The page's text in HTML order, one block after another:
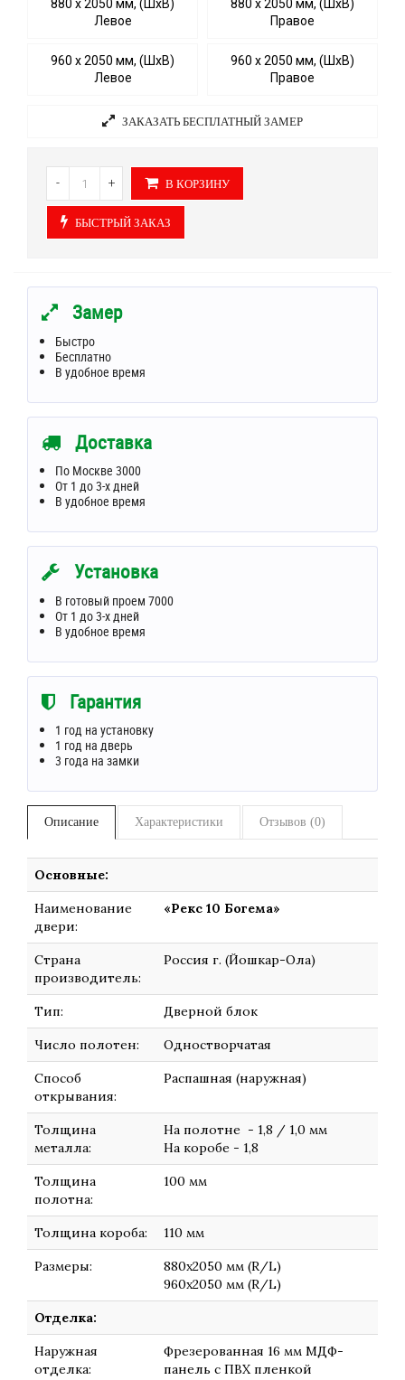
880 х 2050 мм, (ШхВ)
Левое
880 х 2050 мм, (ШхВ)
Правое
960 х 2050 мм, (ШхВ)
Левое
960 х 2050 мм, (ШхВ)
Правое
ЗАКАЗАТЬ БЕСПЛАТНЫЙ ЗАМЕР
- + В КОРЗИНУ
БЫСТРЫЙ ЗАКАЗ
Замер
Быстро
Бесплатно
В удобное время
Доставка
По Москве 3000
От 1 до 3-х дней
В удобное время
Установка
В готовый проем 7000
От 1 до 3-х дней
В удобное время
Гарантия
1 год на установку
1 год на дверь
3 года на замки
Описание Характеристики Отзывов (0)
Основные:
Наименование
двери:
«Рекс 10 Богема»
Страна
производитель:
Россия г. (Йошкар-Ола)
Тип: Дверной блок
Число полотен: Одностворчатая
Способ
открывания:
Распашная (наружная)
Толщина
металла:
На полотне - 1,8 / 1,0 мм
На коробе - 1,8
Толщина
полотна:
100 мм
Толщина короба: 110 мм
Размеры:
880х2050 мм (R/L)
960х2050 мм (R/L)
Отделка:
Наружная
отделка:
Фрезерованная 16 мм МДФ-
панель с ПВХ пленкой